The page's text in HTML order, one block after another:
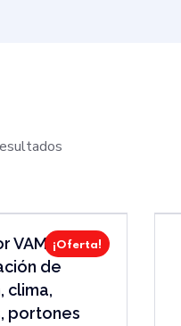
¡Oferta!
VAM para
de
clima,
portones